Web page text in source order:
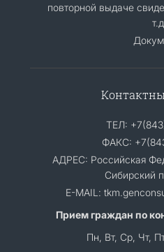
повторной выдаче
ТЕЛ:
ФАКС:
АДРЕС: Российская
Сибирский
E-MAIL:
Прием граждан по
Пн, Вт, Ср, Чт,